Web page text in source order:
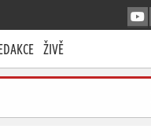
ŽIVĚ